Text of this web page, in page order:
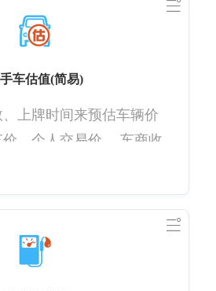
车估值(简易)
上牌时间来预估车辆价
、个人交易价、 车商收车
品牌数据1个月更新1次